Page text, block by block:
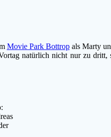
Movie Park Bottropals Marty
natürlich nicht nur zu